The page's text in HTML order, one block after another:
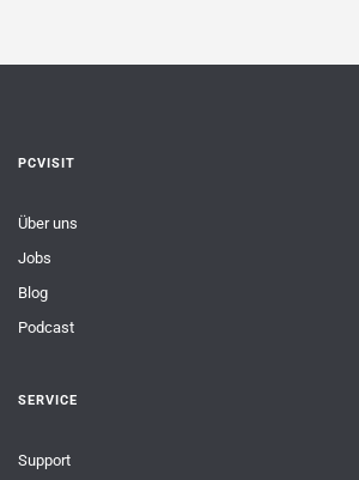
PCVISIT
Über uns
Jobs
Blog
Podcast
SERVICE
Support